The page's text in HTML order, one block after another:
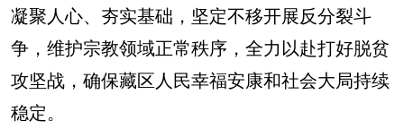
凝聚人心、夯实基础，坚定不移开展反分裂斗
争，维护宗教领域正常秩序，全力以赴打好脱贫
攻坚战，确保藏区人民幸福安康和社会大局持续
稳定。